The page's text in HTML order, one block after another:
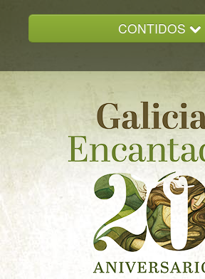
CONTIDOS
GALICIA ENCANTADA
DOCUMENTACION
NOVAS
CONTACTO